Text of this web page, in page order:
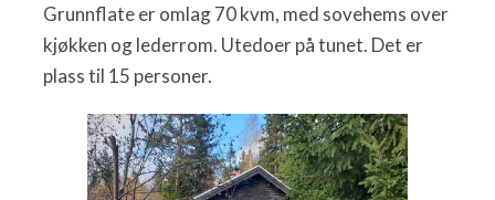
Grunnflate er omlag 70 kvm, med sovehems over
kjøkken og lederrom. Utedoer på tunet. Det er
plass til 15 personer.